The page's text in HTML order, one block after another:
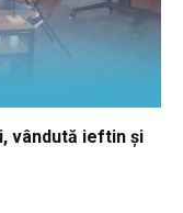
vândută ieftin și